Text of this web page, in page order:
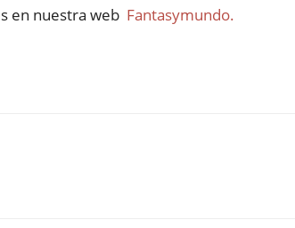
en nuestra web Fantasymundo.